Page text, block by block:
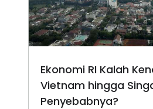
Ekonomi RI Kalah
Vietnam hingga
Penyebabnya?